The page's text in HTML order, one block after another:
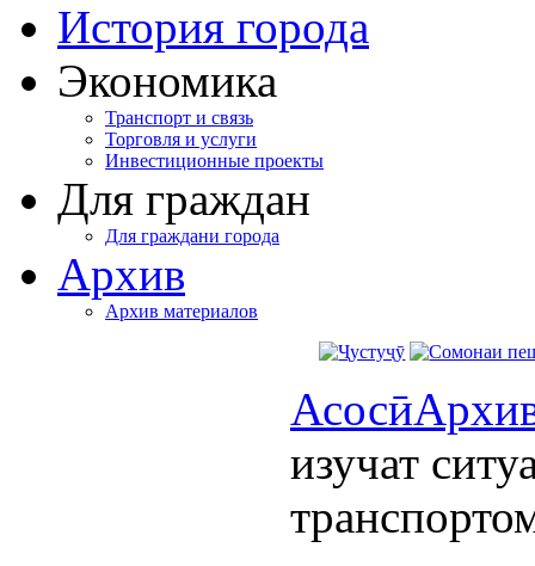
История города
Экономика
Транспорт и связь
Торговля и услуги
Инвестиционные проекты
Для граждан
Для граждани города
Архив
Архив материалов
Асосӣ
изучат